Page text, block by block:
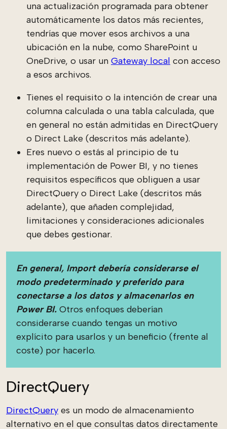
una actualización programada para obtener
automáticamente los datos más recientes,
tendrías que mover esos archivos a una
ubicación en la nube, como SharePoint u
OneDrive, o usar un Gateway local con acceso
a esos archivos.
Tienes el requisito o la intención de crear una
columna calculada o una tabla calculada, que
en general no están admitidas en DirectQuery
o Direct Lake (descritos más adelante).
Eres nuevo o estás al principio de tu
implementación de Power BI, y no tienes
requisitos específicos que obliguen a usar
DirectQuery o Direct Lake (descritos más
adelante), que añaden complejidad,
limitaciones y consideraciones adicionales
que debes gestionar.
En general, Import debería considerarse el
modo predeterminado y preferido para
conectarse a los datos y almacenarlos en
Power BI. Otros enfoques deberían
considerarse cuando tengas un motivo
explícito para usarlos y un beneficio (frente al
coste) por hacerlo.
DirectQuery
DirectQuery es un modo de almacenamiento
alternativo en el que consultas datos directamente